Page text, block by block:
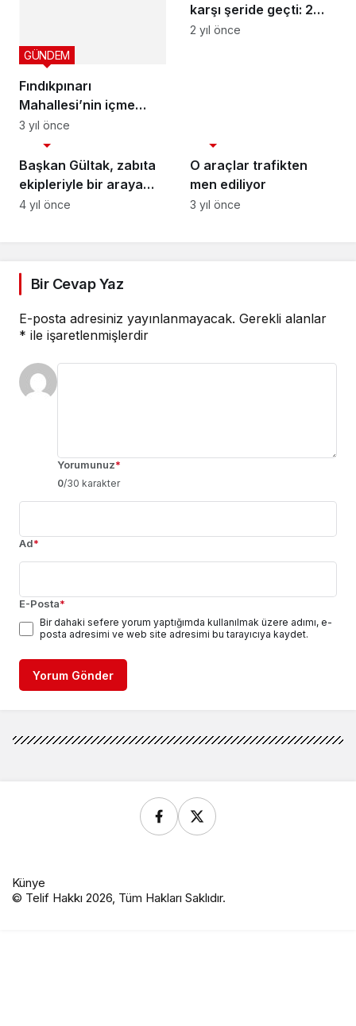
Fındıkpınarı
Mahallesi’nin içme
suyu hattı yenileniyor
GÜNDEM
3 yıl önce
karşı şeride geçti: 2
yaralı
2 yıl önce
Başkan Gültak, zabıta
ekipleriyle bir araya
geldi
GÜNDEM
4 yıl önce
O araçlar trafikten
men ediliyor
3 yıl önce
Bir Cevap Yaz
E-posta adresiniz yayınlanmayacak. Gerekli alanlar
* ile işaretlenmişlerdir
Yorumunuz*
0/30 karakter
Ad*
E-Posta*
Bir dahaki sefere yorum yaptığımda kullanılmak üzere adımı, e-
posta adresimi ve web site adresimi bu tarayıcıya kaydet.
Yorum Gönder
Künye
© Telif Hakkı 2026, Tüm Hakları Saklıdır.